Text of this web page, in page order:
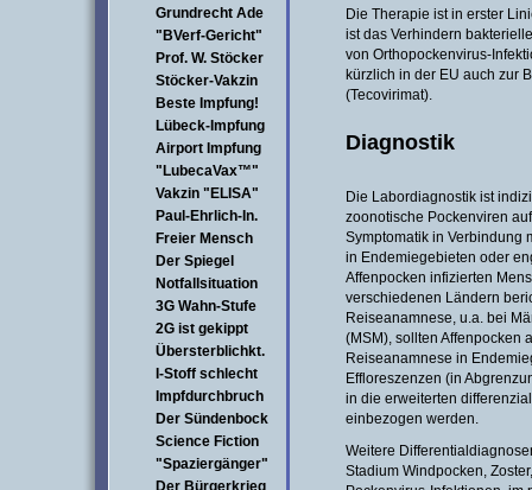
Grundrecht Ade
"BVerf-Gericht"
Prof. W. Stöcker
Stöcker-Vakzin
Beste Impfung!
Lübeck-Impfung
Airport Impfung
"LubecaVax™"
Vakzin "ELISA"
Paul-Ehrlich-In.
Freier Mensch
Der Spiegel
Notfallsituation
3G Wahn-Stufe
2G ist gekippt
Übersterblichkt.
I-Stoff schlecht
Impfdurchbruch
Der Sündenbock
Science Fiction
"Spaziergänger"
Der Bürgerkrieg
Die Therapie ist in erster
ist das Verhindern
von Orthopockenvirus-
kürzlich in der EU auch zur
(Tecovirimat).
Diagnostik
Die Labordiagnostik ist
zoonotische Pockenviren
Symptomatik in Verbindung
in Endemiegebieten oder
Affenpocken infizierten
verschiedenen Ländern
Reiseanamnese, u.a. bei
(MSM), sollten Affenpocken
Reiseanamnese in
Effloreszenzen (in
in die erweiterten
einbezogen werden.
Weitere
Stadium Windpocken,